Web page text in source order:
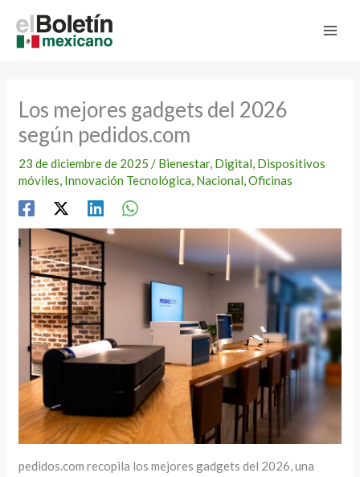
contenido
Los mejores gadgets del 2026
según pedidos.com
23 de diciembre de 2025/ Bienestar, Digital, Dispositivos
móviles, Innovación Tecnológica, Nacional,Oficinas
pedidos.com recopila los mejores gadgets del 2026, una